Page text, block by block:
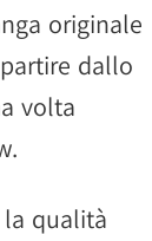
originale
dallo
volta
qualità